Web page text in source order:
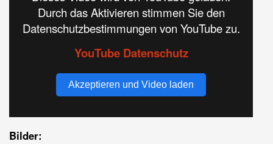
Durch das Aktivieren stimmen Sie den
Datenschutzbestimmungen von YouTube zu.
YouTube Datenschutz
Akzeptieren und Video laden
Bilder: